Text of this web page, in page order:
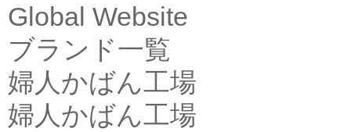
Global Website
ブランド一覧
婦人かばん工場
婦人かばん工場